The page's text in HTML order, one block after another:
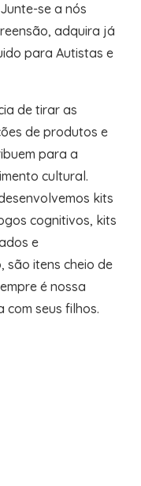
se a nós
adquira já
para Autistas e
de tirar as
de produtos e
para a
cultural.
kits
cognitivos, kits
e
são itens cheio de
é nossa
seus filhos.